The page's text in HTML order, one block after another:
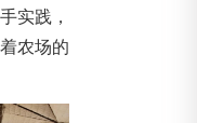
实践，
农场的